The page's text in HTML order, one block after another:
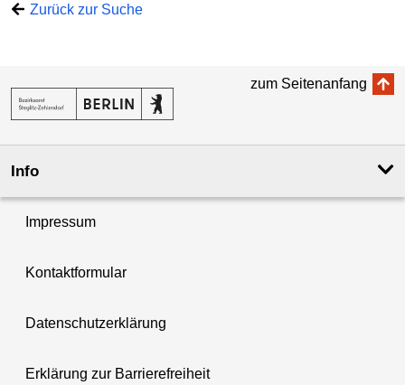
Zurück zur Suche
zum Seitenanfang
Info
Impressum
Kontaktformular
Datenschutzerklärung
Erklärung zur Barrierefreiheit